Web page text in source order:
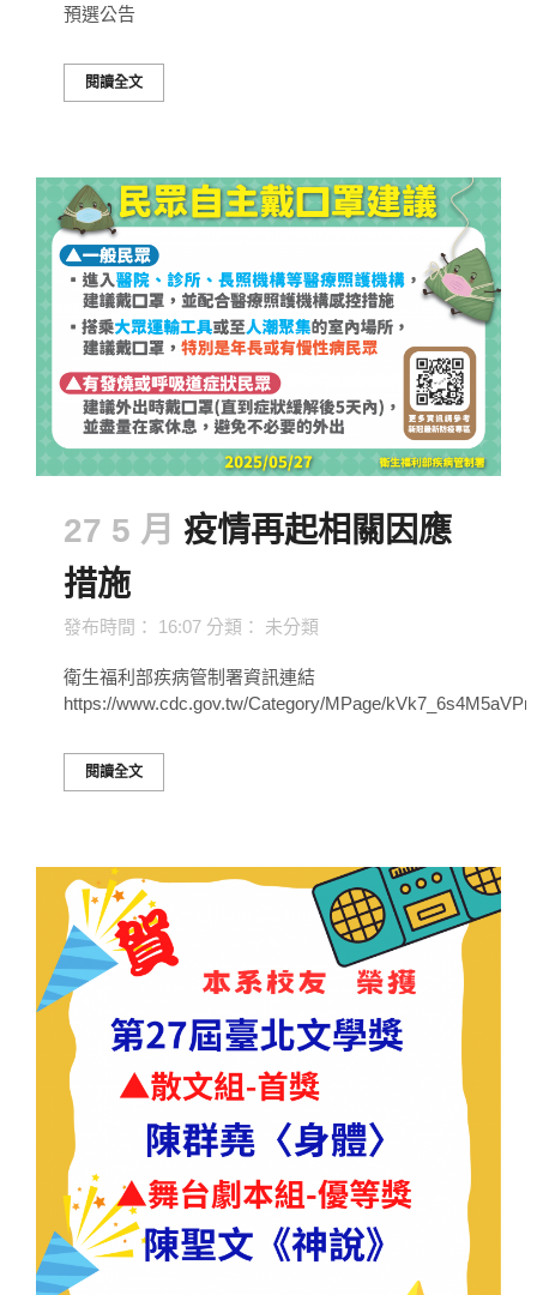
預選公告
閱讀全文
27 5 月 疫情再起相關因應
措施
發布時間： 16:07 分類： 未分類
衛生福利部疾病管制署資訊連結
https://www.cdc.gov.tw/Category/MPage/
閱讀全文